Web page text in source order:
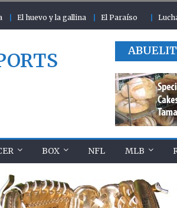
El huevo y la gallina El Paraíso
BOX NFL MLB